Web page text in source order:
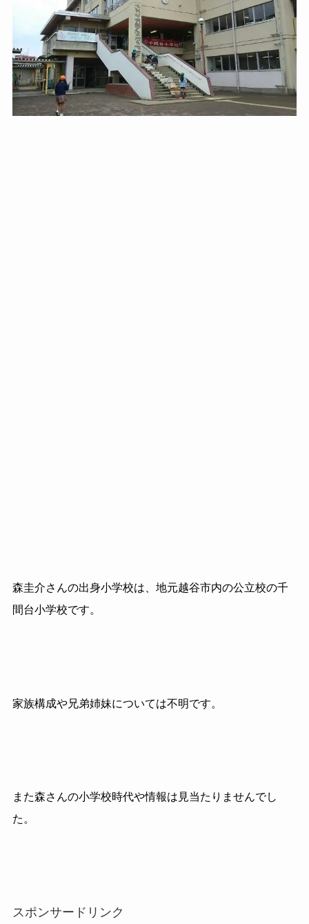
森圭介さんの出身小学校は、地元越谷市内の公立校の千
間台小学校です。
家族構成や兄弟姉妹については不明です。
また森さんの小学校時代や情報は見当たりませんでし
た。
スポンサードリンク